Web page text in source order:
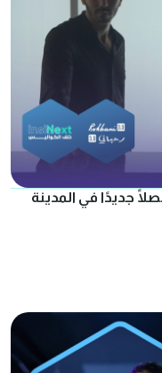
فصلًا جديدًا في المدينة